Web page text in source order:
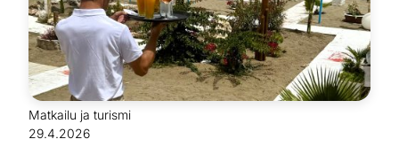
Matkailu ja turismi
29.4.2026